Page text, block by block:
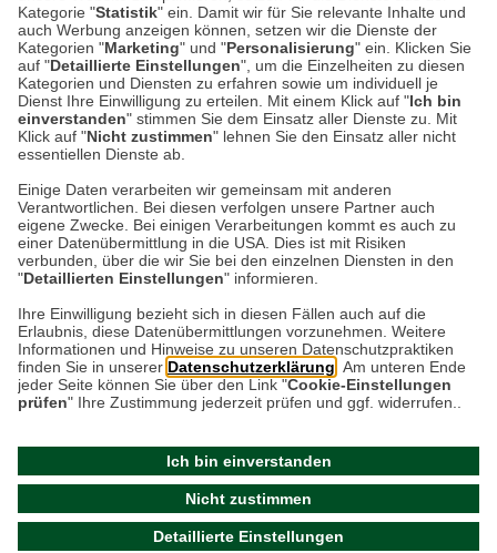
Kategorie "Statistik" ein. Damit wir für Sie relevante Inhalte und
auch Werbung anzeigen können, setzen wir die Dienste der
Kategorien "Marketing" und "Personalisierung" ein. Klicken Sie
auf "Detaillierte Einstellungen", um die Einzelheiten zu diesen
Kategorien und Diensten zu erfahren sowie um individuell je
Dienst Ihre Einwilligung zu erteilen. Mit einem Klick auf "Ich bin
einverstanden" stimmen Sie dem Einsatz aller Dienste zu. Mit
Klick auf "Nicht zustimmen" lehnen Sie den Einsatz aller nicht
essentiellen Dienste ab.
Einige Daten verarbeiten wir gemeinsam mit anderen
Verantwortlichen. Bei diesen verfolgen unsere Partner auch
eigene Zwecke. Bei einigen Verarbeitungen kommt es auch zu
einer Datenübermittlung in die USA. Dies ist mit Risiken
verbunden, über die wir Sie bei den einzelnen Diensten in den
"Detaillierten Einstellungen" informieren.
Ihre Einwilligung bezieht sich in diesen Fällen auch auf die
Erlaubnis, diese Datenübermittlungen vorzunehmen. Weitere
Informationen und Hinweise zu unseren Datenschutzpraktiken
finden Sie in unserer Datenschutzerklärung . Am unteren Ende
jeder Seite können Sie über den Link "Cookie-Einstellungen
prüfen" Ihre Zustimmung jederzeit prüfen und ggf. widerrufen..
Ich bin einverstanden
Nicht zustimmen
Detaillierte Einstellungen
64,90 CHF*
Datenschutz
Impressum
Kontakt
* Preise inkl. ges. MwSt. / zzgl.Versandkosten
© 2026 - THE BRITISH SHOP Versandhandel GmbH & Co.